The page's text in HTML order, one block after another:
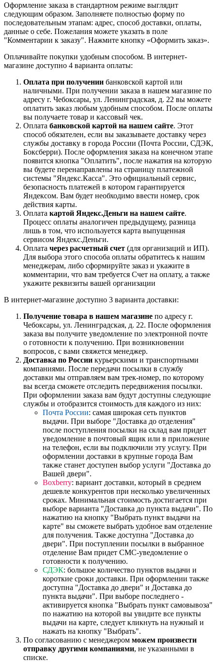
Оформление заказа в стандартном режиме выглядит
следующим образом. Заполняете полностью форму по
последовательным этапам: адрес, способ доставки, оплаты,
данные о себе. Пожелания можете указать в поле
"Комментарии к заказу". Нажмите кнопку «Оформить заказ».
Оплачивайте покупки удобным способом. В интернет-
магазине доступно 4 варианта оплаты:
Оплата при получении банковской картой или
наличными. При получении заказа в нашем магазине по
адресу г. Чебоксары, ул. Ленинградская, д. 22 вы можете
оплатить заказ любым удобным способом. После оплаты
вы получаете товар и кассовый чек.
Оплата банковской картой на нашем сайте. Этот
способ обязателен, если вы заказываете доставку через
службы доставку в города России (Почта России, СДЭК,
Боксберри). После оформления заказа на конечном этапе
появится кнопка "Оплатить", после нажатия на которую
вы будете перенаправлены на страницу платежной
системы "Яндекс.Касса". Это официальный сервис,
безопасность платежей в котором гарантируется
Яндексом. Вам будет необходимо ввести номер, срок
действия карты.
Оплата картой Яндекс.Деньги на нашем сайте.
Процесс оплаты аналогичен предыдущему, разница
лишь в том, что используется карта выпущенная
сервисом Яндекс.Деньги.
Оплата через расчетный счет (для организаций и ИП).
Для выбора этого способа оплаты обратитесь к нашим
менеджерам, либо сформируйте заказ и укажите в
комментарии, что вам требуется Счет на оплату, а также
укажите реквизиты вашей организации
В интернет-магазине доступно 3 варианта доставки:
Получение товара в нашем магазине по адресу г.
Чебоксары, ул. Ленинградская, д. 22. После оформления
заказа вы получите уведомление по электронной почте
о готовности к получению. При возникновении
вопросов, с вами свяжется менеджер.
Доставка по России курьерскими и транспортными
компаниями. После передачи посылки в службу
доставки мы отправляем вам трек-номер, по которому
вы всегда сможете отследить передвижения посылки.
При оформлении заказа вам будут доступны следующие
службы и отобразится стоимость для каждого из них:
Почта России: самая широкая сеть пунктов
выдачи. При выборе "Доставка до отделения"
после поступления посылки на склад вам придет
уведомление в почтовый ящик или в приложение
на телефон, если вы подключили эту услугу. При
оформлении доставки в крупные города Вам
также станет доступен выбор услуги "Доставка до
Вашей двери".
Boxberry: вариант доставки, который в среднем
дешевле конкурентов при несколько увеличенных
сроках. Минимальная стоимость достигается при
выборе варианта "Доставка до пункта выдачи". По
нажатию на кнопку "Выбрать пункт выдачи на
карте" вы сможете выбрать удобное вам отделение
для получения. Также доступна "Доставка до
двери". При поступлении посылки в выбранное
отделение Вам придет СМС-уведомление о
готовности к получению.
СДЭК: большое количество пунктов выдачи и
короткие сроки доставки. При оформлении также
доступна "Доставка до двери" и Доставка до
пункта выдачи". При выборе последнего -
активируется кнопка "Выбрать пункт самовывоза"
по нажатию на которой вы увидите все пункты
выдачи на карте, следует кликнуть на нужный и
нажать на кнопку "Выбрать".
По согласованию с менеджером можем произвести
отправку другими компаниями, не указанными в
списке.